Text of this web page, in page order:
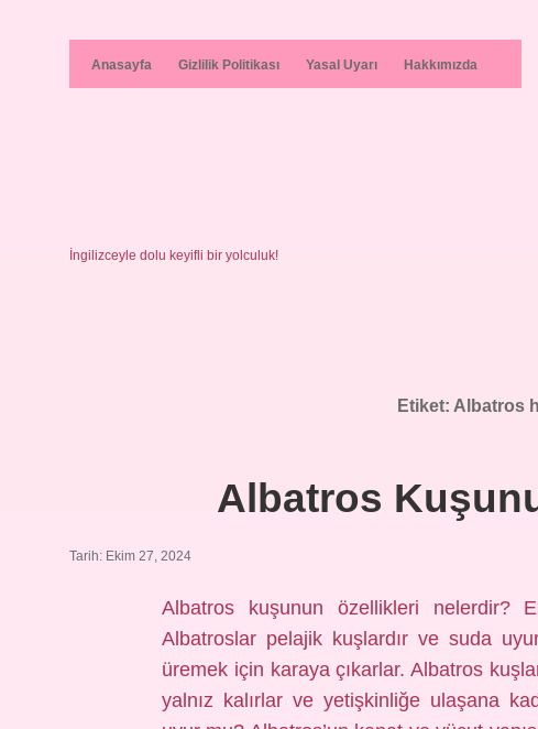
Anasayfa Gizlilik Politikası Yasal Uyarı Hakkımızda
İngilizceyle dolu keyifli bir yolculuk!
Etiket: Albatros
Albatros
Tarih: Ekim 27, 2024
Albatros kuşunun özellikleri nelerdir?
Albatroslar pelajik kuşlardır ve suda
üremek için karaya çıkarlar. Albatros
yalnız kalırlar ve yetişkinliğe ulaşana